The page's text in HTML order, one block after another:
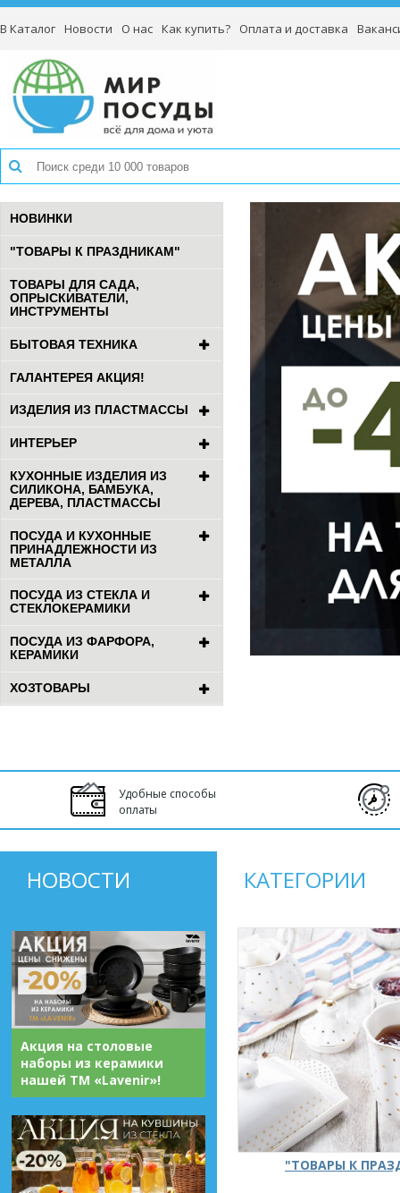
В Каталог Новости О нас Как купить? Оплата и доставка
НОВИНКИ
"ТОВАРЫ К ПРАЗДНИКАМ"
ТОВАРЫ ДЛЯ САДА,
ОПРЫСКИВАТЕЛИ,
ИНСТРУМЕНТЫ
БЫТОВАЯ ТЕХНИКА
ГАЛАНТЕРЕЯ АКЦИЯ!
ИЗДЕЛИЯ ИЗ ПЛАСТМАССЫ
ИНТЕРЬЕР
КУХОННЫЕ ИЗДЕЛИЯ ИЗ
СИЛИКОНА, БАМБУКА,
ДЕРЕВА, ПЛАСТМАССЫ
ПОСУДА И КУХОННЫЕ
ПРИНАДЛЕЖНОСТИ ИЗ
МЕТАЛЛА
ПОСУДА ИЗ СТЕКЛА И
СТЕКЛОКЕРАМИКИ
ПОСУДА ИЗ ФАРФОРА,
КЕРАМИКИ
ХОЗТОВАРЫ
Удобные способы
оплаты
НОВОСТИ
Акция на столовые
наборы из керамики
нашей ТМ «Lavenir»!
КАТЕГОРИИ
"ТОВАРЫ К